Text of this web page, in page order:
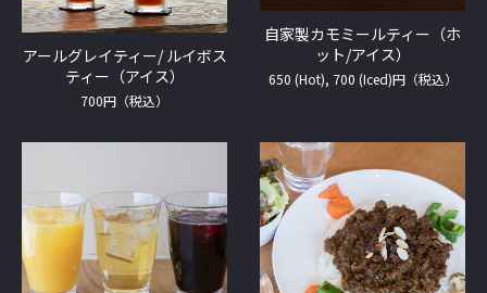
アールグレイティー/ ルイボス
ティー（アイス）
700円（税込）
自家製カモミールティー（ホ
ット/アイス）
650 (Hot), 700 (Iced)円（税込）